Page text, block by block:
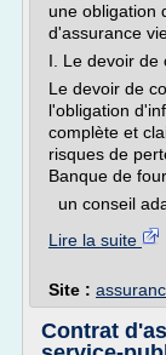
une obligation
d'assurance
I. Le devoir de
Le devoir de
l'obligation
complète et
risques de
Banque de
un conseil
Lire la suite
Site :
Contrat